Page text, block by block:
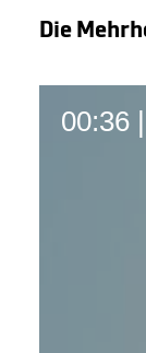
Die
00:36